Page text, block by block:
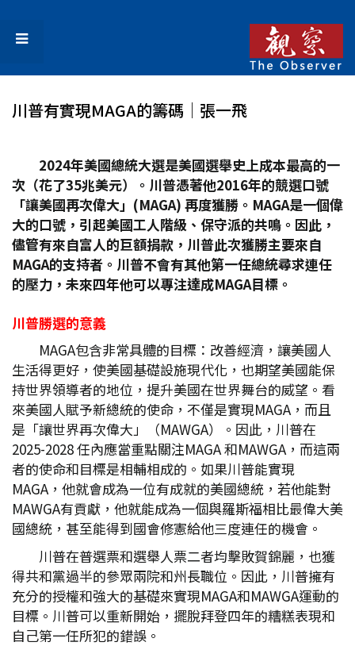
川普有實現MAGA的籌碼│張一飛
2024年美國總統大選是美國選舉史上成本最高的一
次（花了35兆美元）。川普憑著他2016年的競選口號
「讓美國再次偉大」(MAGA) 再度獲勝。MAGA是一個偉
大的口號，引起美國工人階級、保守派的共鳴。因此，
儘管有來自富人的巨額捐款，川普此次獲勝主要來自
MAGA的支持者。川普不會有其他第一任總統尋求連任
的壓力，未來四年他可以專注達成MAGA目標。
川普勝選的意義
MAGA包含非常具體的目標：改善經濟，讓美國人
生活得更好，使美國基礎設施現代化，也期望美國能保
持世界領導者的地位，提升美國在世界舞台的威望。看
來美國人賦予新總統的使命，不僅是實現MAGA，而且
是「讓世界再次偉大」（MAWGA）。因此，川普在
2025-2028 任內應當重點關注MAGA 和MAWGA，而這兩
者的使命和目標是相輔相成的。如果川普能實現
MAGA，他就會成為一位有成就的美國總統，若他能對
MAWGA有貢獻，他就能成為一個與羅斯福相比最偉大美
國總統，甚至能得到國會修憲給他三度連任的機會。
川普在普選票和選舉人票二者均擊敗賀錦麗，也獲
得共和黨過半的參眾兩院和州長職位。因此，川普擁有
充分的授權和強大的基礎來實現MAGA和MAWGA運動的
目標。川普可以重新開始，擺脫拜登四年的糟糕表現和
自己第一任所犯的錯誤。